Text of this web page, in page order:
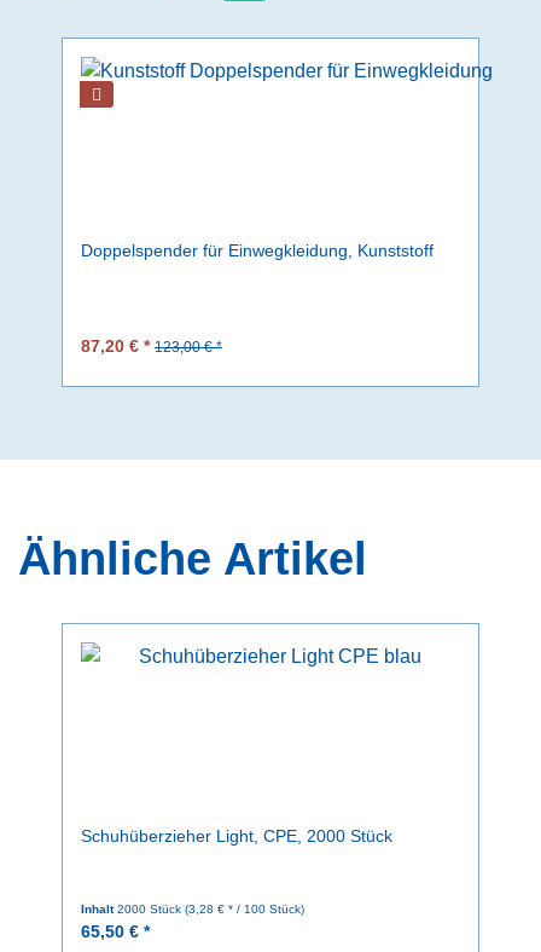
Doppelspender für Einwegkleidung, Kunststoff
87,20 € * 123,00 € *
Ähnliche Artikel
Schuhüberzieher Light, CPE, 2000 Stück
Inhalt2000 Stück (3,28 € * / 100 Stück)
65,50 € *